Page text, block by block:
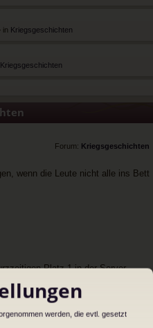
in Kriegsgeschichten
Kriegsgeschichten
Forum: Kriegsgeschichten
wenn die Leute nicht alle ins Bett
Platz 1 in der Server
werden, die evtl. gesetzt